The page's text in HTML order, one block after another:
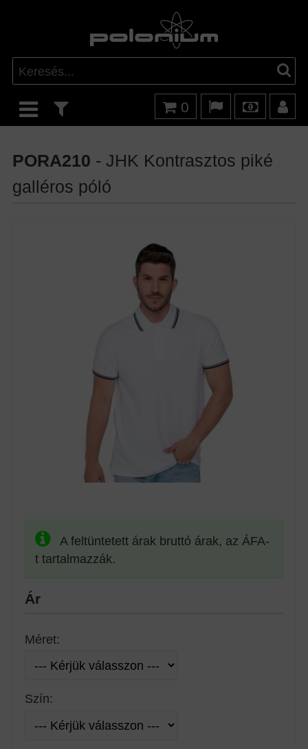
0
PORA210 - JHK Kontrasztos piké
galléros póló
A feltüntetett árak bruttó árak, az ÁFA-
t tartalmazzák.
Ár
Méret:
Szín: